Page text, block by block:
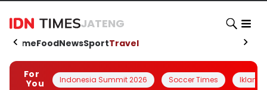
JATENG
HomeFoodNewsSportTravel
For
You
Indonesia Summit 2026 Soccer Times Iklanin